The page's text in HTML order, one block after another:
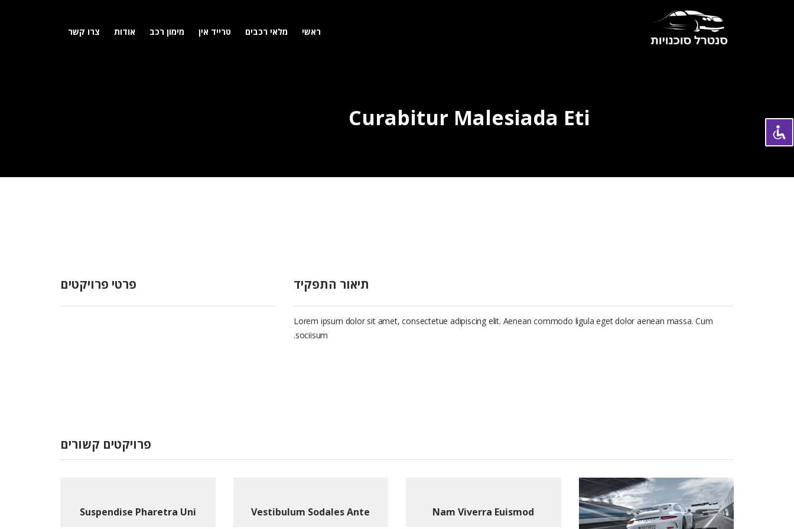
ראשי מלאי רכבים טרייד אין מימון רכב אודות צרו קשר
Curabitur Malesiada Eti
תיאור התפקיד
Lorem ipsum dolor sit amet, consectetue adipiscing elit. Aenean commodo ligula eget dolor aenean massa. Cum
sociisum.
פרטי פרויקטים
פרויקטים קשורים
Nam Viverra Euismod
Vestibulum Sodales Ante
Suspendise Pharetra Uni